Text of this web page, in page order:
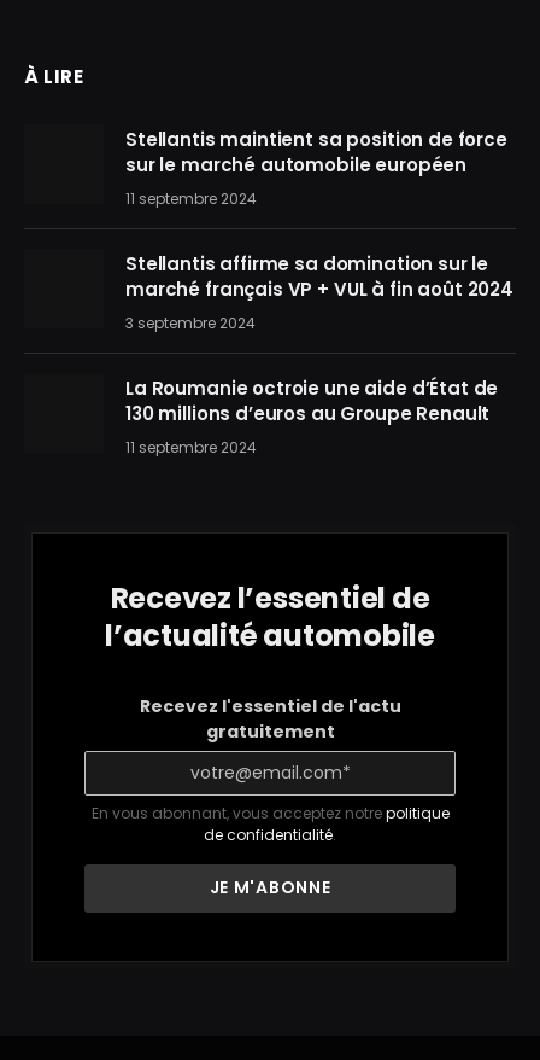
À LIRE
Stellantis maintient sa position de force
sur le marché automobile européen
11 septembre 2024
Stellantis affirme sa domination sur le
marché français VP + VUL à fin août 2024
3 septembre 2024
La Roumanie octroie une aide d’État de
130 millions d’euros au Groupe Renault
11 septembre 2024
Recevez l’essentiel de
l’actualité automobile
Recevez l'essentiel de l'actu
gratuitement
En vous abonnant, vous acceptez notrepolitique
de confidentialité.